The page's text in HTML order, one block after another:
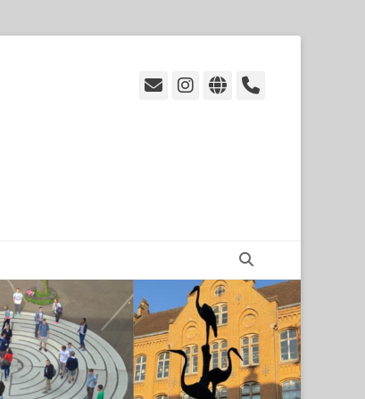
E-
Instagram
Website
Handset